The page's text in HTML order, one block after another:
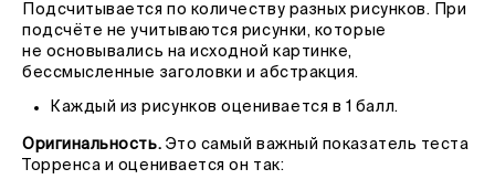
Подсчитывается по количеству разных рисунков. При
подсчёте не учитываются рисунки, которые
не основывались на исходной картинке,
бессмысленные заголовки и абстракция.
Каждый из рисунков оценивается в 1 балл.
Оригинальность. Это самый важный показатель теста
Торренса и оценивается он так: